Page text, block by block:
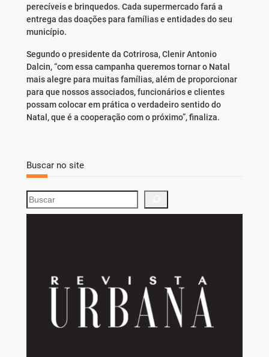
perecíveis e brinquedos. Cada supermercado fará a
entrega das doações para famílias e entidades do seu
município.
Segundo o presidente da Cotrirosa, Clenir Antonio
Dalcin, “com essa campanha queremos tornar o Natal
mais alegre para muitas famílias, além de proporcionar
para que nossos associados, funcionários e clientes
possam colocar em prática o verdadeiro sentido do
Natal, que é a cooperação com o próximo”, finaliza.
Buscar no site
S
e